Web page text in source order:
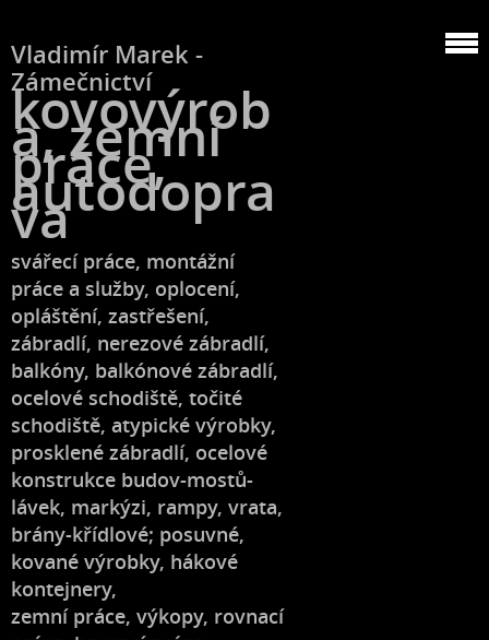
Vladimír Marek -
Zámečnictví
kovovýrob
a, zemní
práce,
autodopra
va
svářecí práce, montážní
práce a služby, oplocení,
opláštění, zastřešení,
zábradlí, nerezové zábradlí,
balkóny, balkónové zábradlí,
ocelové schodiště, točité
schodiště, atypické výrobky,
prosklené zábradlí, ocelové
konstrukce budov-mostů-
lávek, markýzi, rampy, vrata,
brány-křídlové; posuvné,
kované výrobky, hákové
kontejnery,
zemní práce, výkopy, rovnací